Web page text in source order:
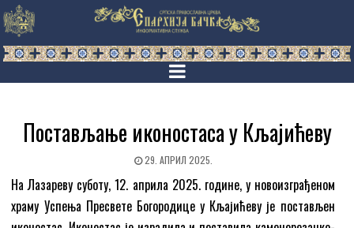
Постављање иконостаса у Кљајићеву
29. АПРИЛ 2025.
На Лазареву суботу, 12. априла 2025. године, у новоизграђеном
храму Успења Пресвете Богородице у Кљајићеву је постављен